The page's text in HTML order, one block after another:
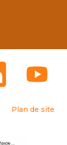
Plan de site